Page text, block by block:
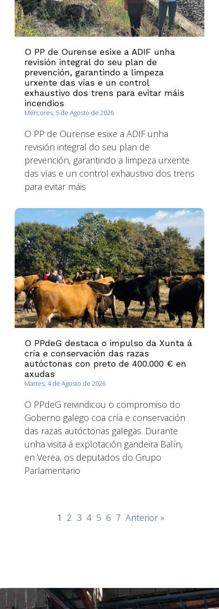
O PP de Ourense esixe a ADIF unha
revisión integral do seu plan de
prevención, garantindo a limpeza
urxente das vías e un control
exhaustivo dos trens para evitar máis
incendios
Mércores, 5 de Agosto de 2026
O PP de Ourense esixe a ADIF unha
revisión integral do seu plan de
prevención, garantindo a limpeza urxente
das vías e un control exhaustivo dos trens
para evitar máis
O PPdeG destaca o impulso da Xunta á
cría e conservación das razas
autóctonas con preto de 400.000 € en
axudas
Martes, 4 de Agosto de 2026
O PPdeG reivindicou o compromiso do
Goberno galego coa cría e conservación
das razas autóctonas galegas. Durante
unha visita á explotación gandeira Balín,
en Verea, os deputados do Grupo
Parlamentario
1 2 3 4 5 6 7 Anterior »